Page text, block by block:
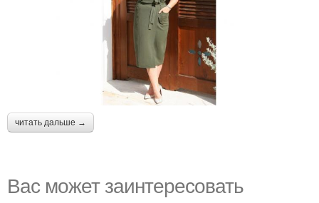
читать дальше →
Вас может заинтересовать